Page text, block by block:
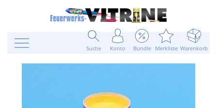
Suche Konto Bundle Merkliste Warenkorb